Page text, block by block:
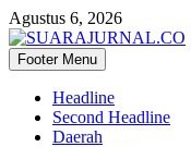
Agustus 6, 2026
SUARAJURNAL.CO
Footer Menu
Headline
Second Headline
Daerah